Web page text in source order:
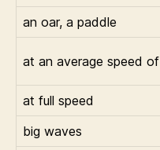
an oar, a paddle
at an average speed of
at full speed
big waves